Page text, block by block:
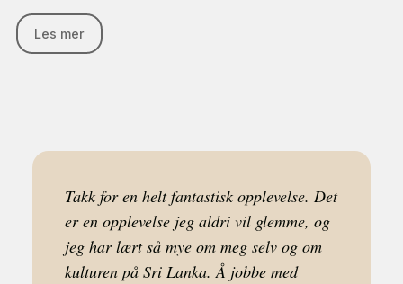
Du vil få servert tre måltider daglig. Måltidene er
normalt sett lokal mat som ris og grønnsaker.
entry(hvert opphold kan kun vare i 60 dager).
Visumkostnaden som betales direkte til
etter at du er meldt på og plassen er bekreftet.
Les mer
Takk for en helt fantastisk opplevelse. Det
er en opplevelse jeg aldri vil glemme, og
jeg har lært så mye om meg selv og om
kulturen på Sri Lanka. Å jobbe med